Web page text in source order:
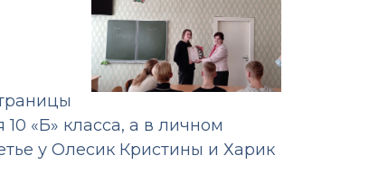
«Б» класса, а в личном
у Олесик Кристины и Харик